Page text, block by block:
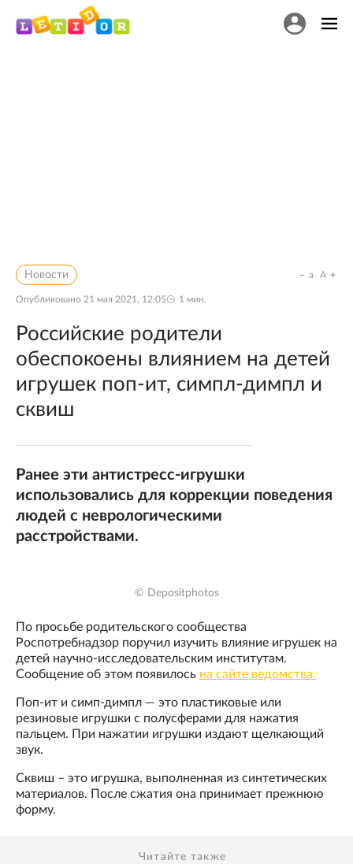
Новости
Опубликовано 21 мая 2021, 12:05 1 мин.
a A
Российские родители
обеспокоены влиянием на детей
игрушек поп-ит, симпл-димпл и
сквиш
Ранее эти антистресс-игрушки
использовались для коррекции поведения
людей с неврологическими
расстройствами.
© Depositphotos
По просьбе родительского сообщества
Роспотребнадзор поручил изучить влияние игрушек на
детей научно-исследовательским институтам.
Сообщение об этом появилось на сайте ведомства.
Поп-ит и симп-димпл — это пластиковые или
резиновые игрушки с полусферами для нажатия
пальцем. При нажатии игрушки издают щелкающий
звук.
Сквиш – это игрушка, выполненная из синтетических
материалов. После сжатия она принимает прежнюю
форму.
Читайте также